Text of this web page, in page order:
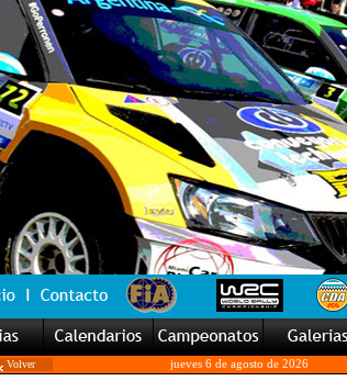
Volver jueves 6 de agosto de 2026